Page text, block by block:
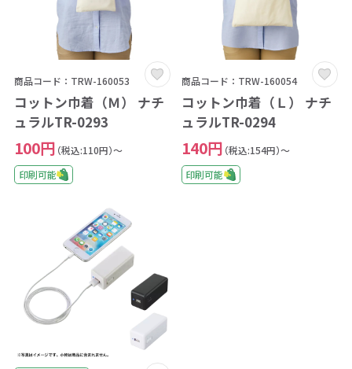
商品コード：TRW-160053
コットン巾着（Ｍ） ナチ
ュラルTR-0293
100円 （税込:110円）～
印刷可能
商品コード：TRW-160054
コットン巾着（Ｌ） ナチ
ュラルTR-0294
140円 （税込:154円）～
印刷可能